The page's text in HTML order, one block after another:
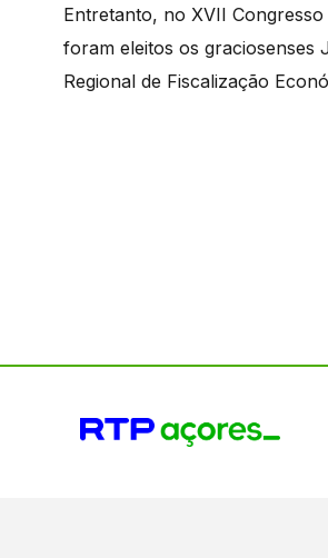
Entretanto, no XVII
foram eleitos os graciosenses
Regional de Fiscalização